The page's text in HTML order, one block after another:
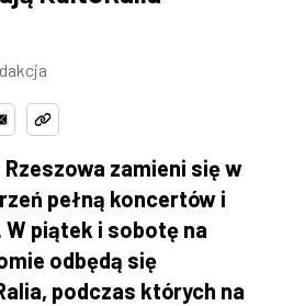
zamieni się w
pełną koncertów i
piątek i sobotę na
odbędą się
podczas których na